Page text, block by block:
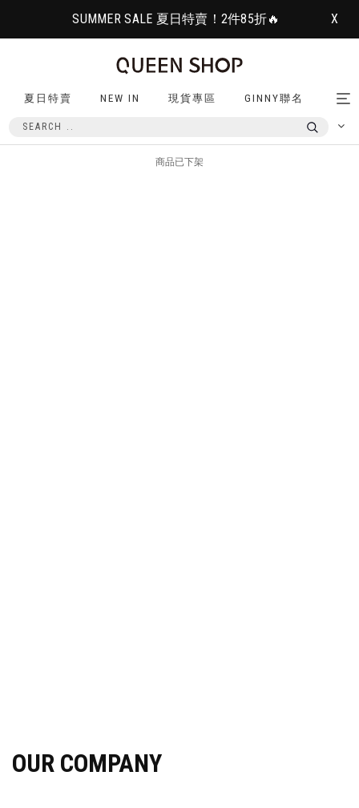
SUMMER SALE 夏日特賣！2件85折🔥 X
夏日特賣 NEW IN 現貨專區 GINNY聯名
商品已下架
OUR COMPANY